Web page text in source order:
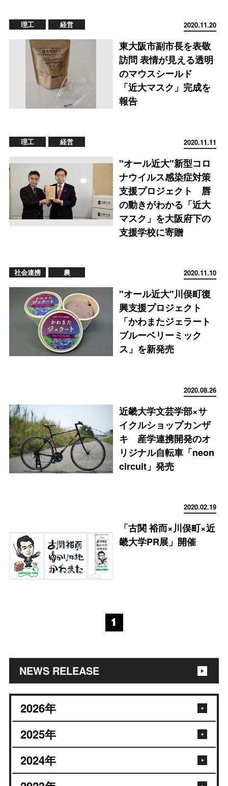
NEWS RELEASE
2026年
2025年
2024年
理工 経営 2020.11.20
東大阪市副市長を表敬
訪問 表情が見える透明
のマウスシールド
「近大マスク」完成を
報告
理工 経営 2020.11.11
"オール近大"新型コロ
ナウイルス感染症対策
支援プロジェクト 唇
の動きがわかる「近大
マスク」を大阪府下の
支援学校に寄贈
社会連携 農 2020.11.10
"オール近大"川俣町復
興支援プロジェクト
「かわまたジェラート
ブルーベリーミック
ス」を新発売
2020.08.26
近畿大学文芸学部×サ
イクルショップカンザ
キ 産学連携開発のオ
リジナル自転車「neon
circuit」発売
2020.02.19
「古関 裕而×川俣町×近
畿大学PR展」開催
1